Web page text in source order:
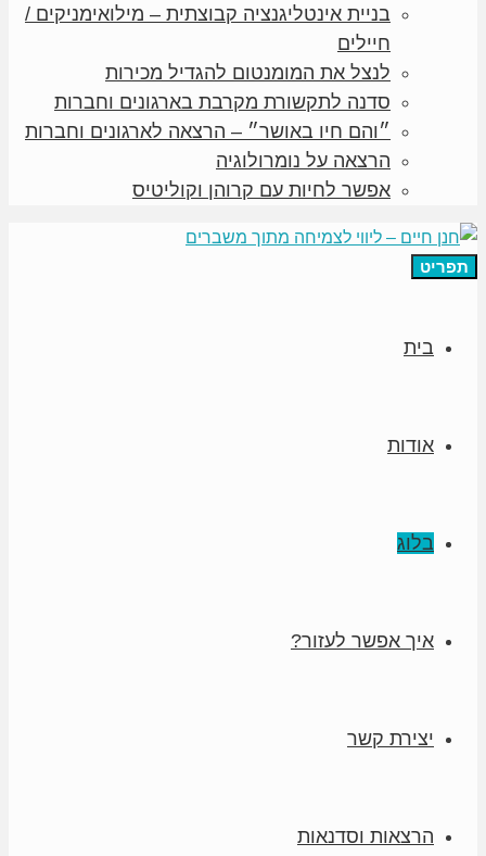
בניית אינטליגנציה קבוצתית – מילואימניקים /
חיילים
לנצל את המומנטום להגדיל מכירות
סדנה לתקשורת מקרבת בארגונים וחברות
״והם חיו באושר״ – הרצאה לארגונים וחברות
הרצאה על נומרולוגיה
אפשר לחיות עם קרוהן וקוליטיס
תפריט
בית
אודות
בלוג
איך אפשר לעזור?
יצירת קשר
הרצאות וסדנאות